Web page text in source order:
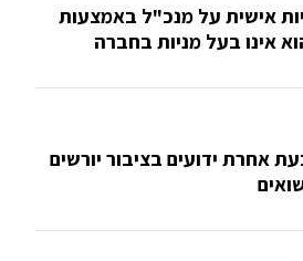
אישית על מנכ"ל באמצעות
אינו בעל מניות בחברה
אחרת ידועים בציבור יורשים